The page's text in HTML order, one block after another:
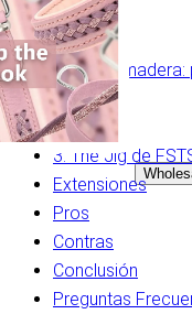
Pros:
Contras:
2. Jig de
Pros:
Contras:
3. The Jig de
Extensiones
Pros
Contras
Conclusión
Preguntas